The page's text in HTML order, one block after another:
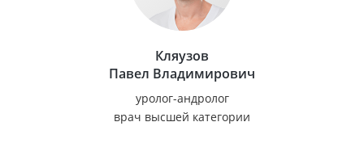
Кляузов
Павел Владимирович
уролог-андролог
врач высшей категории